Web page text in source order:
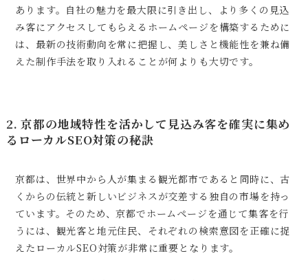
あります。自社の魅力を最大限に引き出し、より多くの見込
み客にアクセスしてもらえるホームページを構築するために
は、最新の技術動向を常に把握し、美しさと機能性を兼ね備
えた制作手法を取り入れることが何よりも大切です。
2. 京都の地域特性を活かして見込み客を確実に集め
るローカルSEO対策の秘訣
京都は、世界中から人が集まる観光都市であると同時に、古
くからの伝統と新しいビジネスが交差する独自の市場を持っ
ています。そのため、京都でホームページを通じて集客を行
うには、観光客と地元住民、それぞれの検索意図を正確に捉
えたローカルSEO対策が非常に重要となります。